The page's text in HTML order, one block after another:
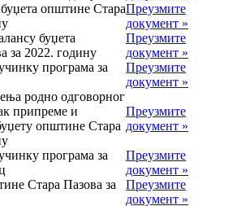
општине СтараПреузмите
документ »
буџета
за 2022. годину
Преузмите
документ »
програма за
Преузмите
документ »
родно одговорног
припреме и
општине Стара
Преузмите
документ »
програма за
Преузмите
документ »
Стара Пазова за
Преузмите
документ »